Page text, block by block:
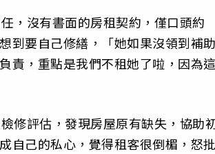
，沒有書面的房租契約，僅口頭約
到要自己修繕，「她如果沒領到補
責，重點是我們不租她了啦，因為
修評估，發現房屋原有缺失，協助
自己的私心，覺得租客很倒楣，怒